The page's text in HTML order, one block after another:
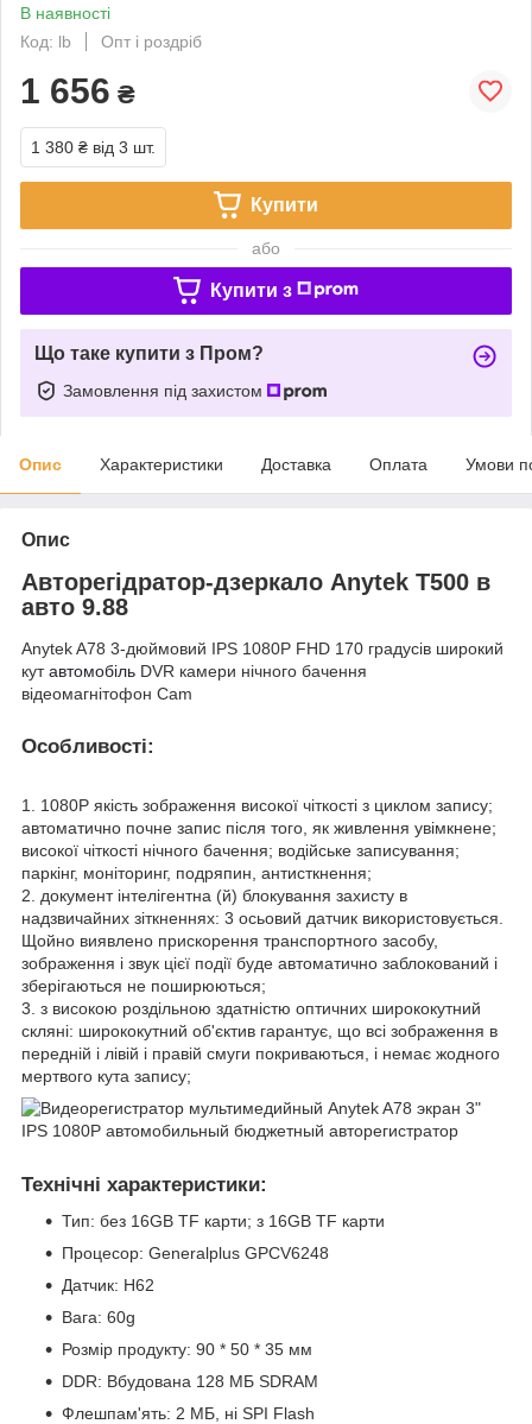
В наявності
Код: lb
Опт і роздріб
1 656 ₴
1 380 ₴ від 3 шт.
Купити
або
Купити з
Що таке купити з Пром?
Замовлення під захистом
Опис Характеристики Доставка Оплата Умови
Опис
Авторегідратор-дзеркало Anytek T500 в
авто 9.88
Anytek A78 3-дюймовий IPS 1080P FHD 170 градусів широкий
кутавтомобіль DVR камери нічного бачення
відеомагнітофон Cam
Особливості:
1. 1080P якість зображення високої чіткості з циклом запису;
автоматично почне запис після того, як живлення увімкнене;
високої чіткості нічного бачення; водійське записування;
паркінг, моніторинг, подряпин, антисткнення;
2. документ інтелігентна (й) блокування захисту в
надзвичайних зіткненнях: 3 осьовий датчик використовується.
Щойно виявлено прискорення транспортного засобу,
зображення і звук цієї події буде автоматично заблокований і
зберігаються не поширюються;
3. з високою роздільною здатністю оптичних ширококутний
скляні: ширококутний об'єктив гарантує, що всі зображення в
передній і лівій і правій смуги покриваються, і немає жодного
мертвого кута запису;
Технічні характеристики:
Тип: без 16GB TF карти; з 16GB TF карти
Процесор: Generalplus GPCV6248
Датчик: H62
Вага: 60g
Розмір продукту: 90 * 50 * 35 мм
DDR: Вбудована 128 МБ SDRAM
Флешпам'ять: 2 МБ, ні SPI Flash